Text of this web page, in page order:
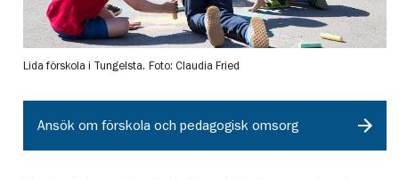
Lida förskola i Tungelsta. Foto: Claudia Fried
Ansök om förskola och pedagogisk omsorg